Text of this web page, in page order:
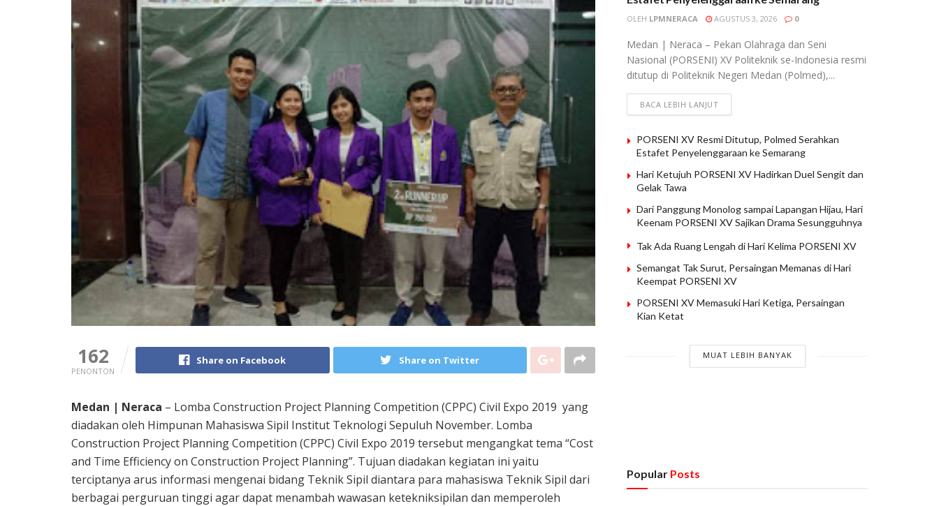
162
PENONTON
Share on Facebook Share on Twitter
Medan | Neraca – Lomba Construction Project Planning Competition (CPPC) Civil Expo 2019 yang
diadakan oleh Himpunan Mahasiswa Sipil Institut Teknologi Sepuluh November. Lomba
Construction Project Planning Competition (CPPC) Civil Expo 2019 tersebut mengangkat tema “Cost
and Time Efficiency on Construction Project Planning”. Tujuan diadakan kegiatan ini yaitu
terciptanya arus informasi mengenai bidang Teknik Sipil diantara para mahasiswa Teknik Sipil dari
berbagai perguruan tinggi agar dapat menambah wawasan ketekniksipilan dan memperoleh
OLEH LPMNERACA AGUSTUS 3, 2026 0
Medan | Neraca – Pekan Olahraga dan Seni
Nasional (PORSENI) XV Politeknik se-Indonesia resmi
ditutup di Politeknik Negeri Medan (Polmed),...
BACA LEBIH LANJUT
PORSENI XV Resmi Ditutup, Polmed Serahkan
Estafet Penyelenggaraan ke Semarang
Hari Ketujuh PORSENI XV Hadirkan Duel Sengit dan
Gelak Tawa
Dari Panggung Monolog sampai Lapangan Hijau, Hari
Keenam PORSENI XV Sajikan Drama Sesungguhnya
Tak Ada Ruang Lengah di Hari Kelima PORSENI XV
Semangat Tak Surut, Persaingan Memanas di Hari
Keempat PORSENI XV
PORSENI XV Memasuki Hari Ketiga, Persaingan
Kian Ketat
MUAT LEBIH BANYAK
Popular Posts